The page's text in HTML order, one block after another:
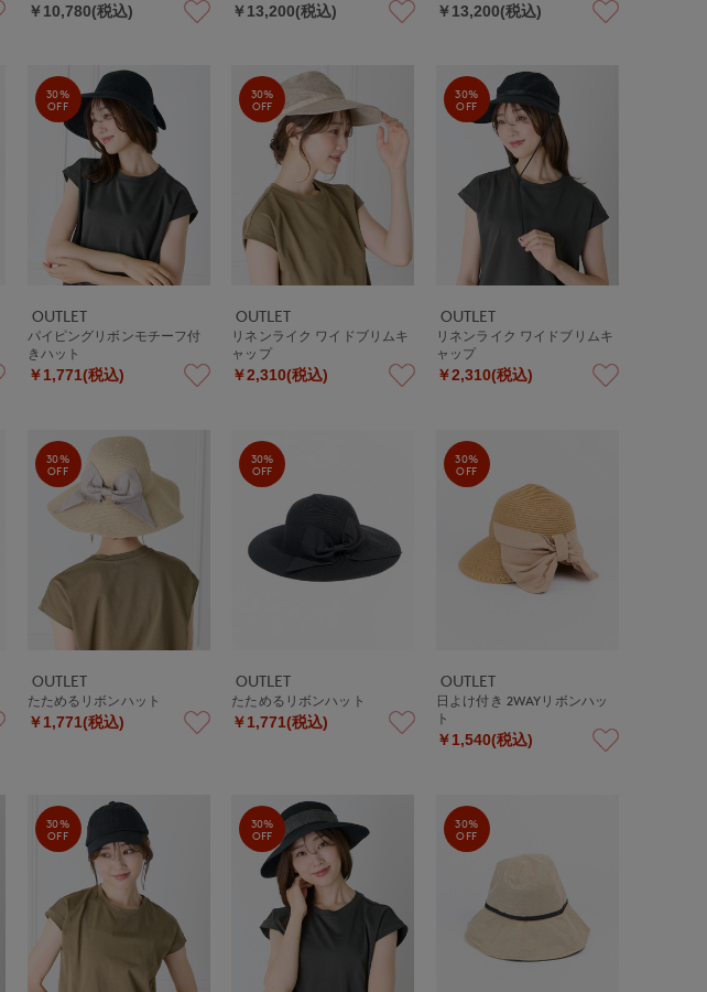
￥10,780(税込) ￥13,200(税込) ￥13,200(税込)
30%
OFF
OUTLET
パイピングリボンモチーフ付
きハット
￥1,771(税込)
30%
OFF
OUTLET
リネンライク ワイドブリムキ
ャップ
￥2,310(税込)
30%
OFF
OUTLET
リネンライク ワイドブリムキ
ャップ
￥2,310(税込)
30%
OFF
OUTLET
たためるリボンハット
￥1,771(税込)
30%
OFF
OUTLET
たためるリボンハット
￥1,771(税込)
30%
OFF
OUTLET
日よけ付き 2WAYリボンハッ
ト
￥1,540(税込)
30%
OFF
30%
OFF
30%
OFF